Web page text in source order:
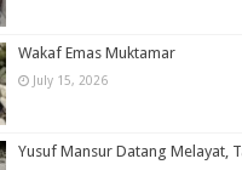
Wakaf Emas Muktamar
July 15, 2026
Yusuf Mansur Datang Melayat,